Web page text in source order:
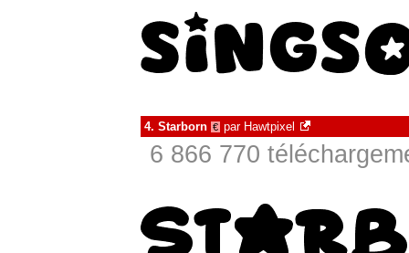
4. Starborn € par Hawtpixel
6 866 770